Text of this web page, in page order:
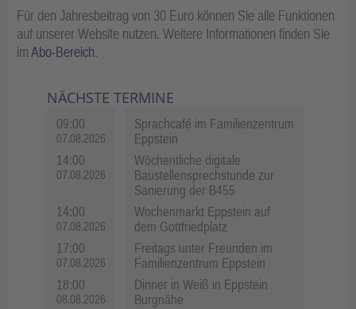
Für den Jahresbeitrag von 30 Euro können Sie alle Funktionen
auf unserer Website nutzen. Weitere Informationen finden Sie
imAbo-Bereich.
NÄCHSTE TERMINE
09:00
07.08.2026
Sprachcafé im Familienzentrum
Eppstein
14:00
07.08.2026
Wöchentliche digitale
Baustellensprechstunde zur
Sanierung der B455
14:00
07.08.2026
Wochenmarkt Eppstein auf
dem Gottfriedplatz
17:00
07.08.2026
Freitags unter Freunden im
Familienzentrum Eppstein
18:00
08.08.2026
Dinner in Weiß in Eppstein
Burgnähe